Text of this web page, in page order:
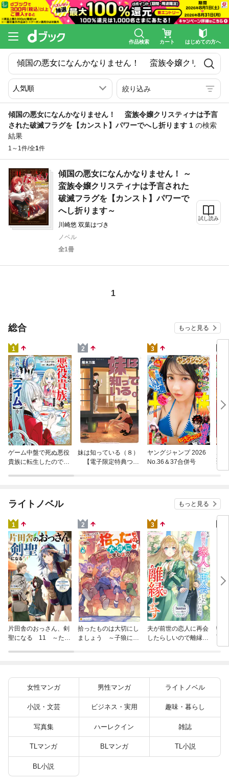
作品検索 カート はじめての方へ
絞り込み
傾国の悪女になんかなりません！ 蛮族令嬢クリスティナは予言
された破滅フラグを【カンスト】パワーでへし折ります 1 の検索
結果
1～1件/全1件
傾国の悪女になんかなりません！ ～
蛮族令嬢クリスティナは予言された
破滅フラグを【カンスト】パワーで
へし折ります～
川崎悠 双葉はづき
ノベル
全1冊
試し読み
1
総合 もっと見る
1
ゲーム中盤で死ぬ悪役
貴族に転生したので、
2
妹は知っている（８）
【電子限定特典つ
3
ヤングジャンプ 2026
No.36＆37合併号
聖
り
ライトノベル もっと見る
1
片田舎のおっさん、剣
聖になる 11 ～ただ
2
拾ったものは大切にし
ましょう ～子狼に気
3
夫が前世の恋人に再会
したらしいので離縁し
転
下
冒
女性マンガ 男性マンガ ライトノベル
小説・文芸 ビジネス・実用 趣味・暮らし
写真集 ハーレクイン 雑誌
TLマンガ BLマンガ TL小説
BL小説